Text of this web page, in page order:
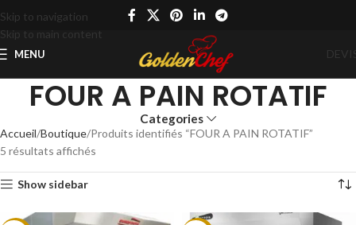
Skip to navigation
Skip to main content
MENU
FOUR A PAIN ROTATIF
Categories
Accueil Boutique Produits identifiés “FOUR A PAIN ROTATIF”
5 résultats affichés
Show sidebar